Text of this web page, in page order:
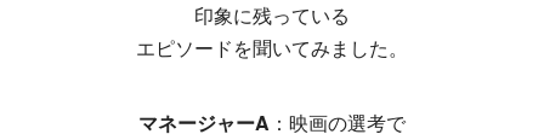
印象に残っている
エピソードを聞いてみました。
マネージャーA ：映画の選考で